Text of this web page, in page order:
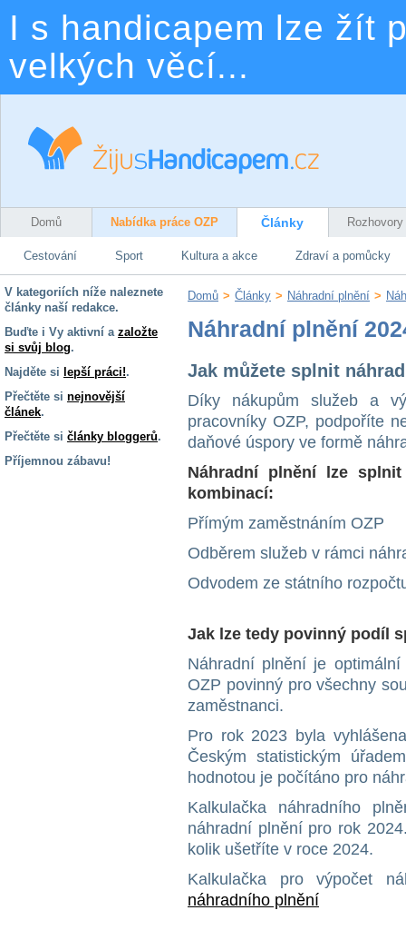
I s handicapem lze žít
velkých věcí...
Domů Nabídka práce OZP Články Rozhovory
Cestování Sport Kultura a akce Zdraví a pomůcky
V kategoriích níže naleznete
články naší redakce.
Buďte i Vy aktivní a založte
si svůj blog.
Najděte si lepší práci!.
Přečtěte si nejnovější
článek.
Přečtěte si články bloggerů.
Příjemnou zábavu!
Domů > Články > Náhradní plnění >
Náhradní plnění
Jak můžete splnit
Díky nákupům služeb a
pracovníky OZP, podpoříte
daňové úspory ve formě
Náhradní plnění lze
kombinací:
Přímým zaměstnáním OZP
Odběrem služeb v rámci
Odvodem ze státního
Jak lze tedy povinný podíl
Náhradní plnění je
OZP povinný pro všechny
zaměstnanci.
Pro rok 2023 byla
Českým statistickým
hodnotou je počítáno pro
Kalkulačka náhradního
náhradní plnění pro rok
kolik ušetříte v roce 2024.
Kalkulačka pro výpočet
náhradního plnění